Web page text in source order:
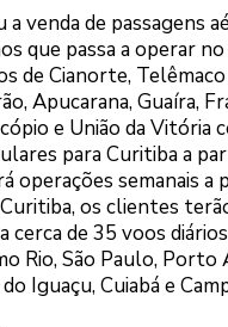
venda de passagens
que passa a operar
de Cianorte,
Apucarana, Guaíra,
e União da Vitória
para Curitiba a
operações semanais a
os clientes
cerca de 35 voos
Rio, São Paulo, Porto
Iguaçu, Cuiabá e